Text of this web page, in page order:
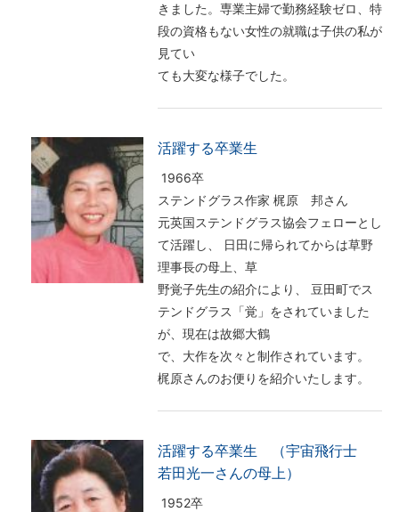
きました。専業主婦で勤務経験ゼロ、特
段の資格もない女性の就職は子供の私が
見てい
ても大変な様子でした。
活躍する卒業生
1966卒
ステンドグラス作家 梶原 邦さん
元英国ステンドグラス協会フェローとし
て活躍し、 日田に帰られてからは草野
理事長の母上、草
野覚子先生の紹介により、 豆田町でス
テンドグラス「覚」をされていました
が、現在は故郷大鶴
で、大作を次々と制作されています。
梶原さんのお便りを紹介いたします。
活躍する卒業生 （宇宙飛行士
若田光一さんの母上）
1952卒